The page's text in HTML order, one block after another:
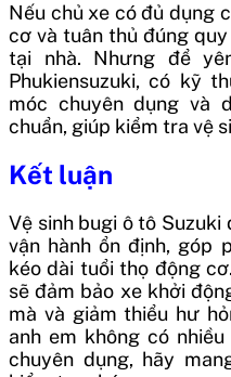
Nếu chủ xe có đủ dụng
cơ và tuân thủ đúng
tại nhà. Nhưng để
Phukiensuzuki, có kỹ
móc chuyên dụng và
chuẩn, giúp kiểm tra vệ
Kết luận
Vệ sinh bugi ô tô
vận hành ổn định, góp
kéo dài tuổi thọ động
sẽ đảm bảo xe khởi
mà và giảm thiểu hư
anh em không có
chuyên dụng, hãy